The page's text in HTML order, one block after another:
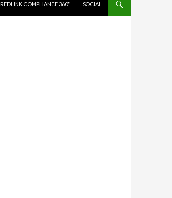
REDLINK COMPLIANCE 360° SOCIAL